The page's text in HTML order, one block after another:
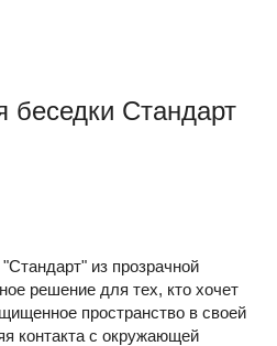
беседки Стандарт
из прозрачной
решение для тех, кто хочет
пространство в своей
контакта с окружающей